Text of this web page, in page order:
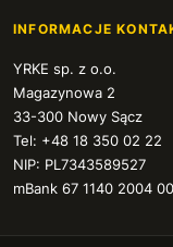
INFORMACJE
YRKE sp. z o.o.
Magazynowa 2
33-300 Nowy Sącz
Tel: +48 18 350 02 22
NIP: PL7343589527
mBank 67 1140 2004